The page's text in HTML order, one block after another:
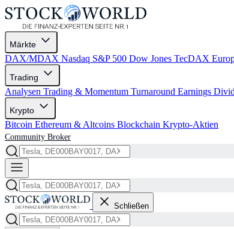
Märkte
DAX/MDAX Nasdaq S&P 500 Dow Jones TecDAX
Trading
Analysen Trading & Momentum Turnaround Earnings
Krypto
Bitcoin Ethereum & Altcoins Blockchain Krypto-Aktien
Community Broker
Schließen